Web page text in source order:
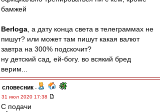
бамжей
Berloga , а дату конца света в телеграммах не
пишут? или может там пишут какая валют
завтра на 300% подскочит?
ну детский сад, ей-богу. во всякий бред
верим...
словесник -
31 июл 2020 17:38
С подачи